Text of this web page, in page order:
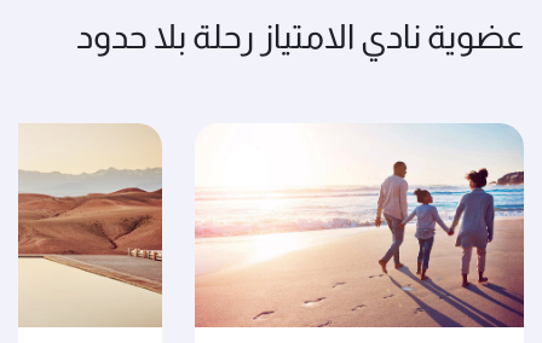
عضوية نادي الامتياز رحلة بلا حدود